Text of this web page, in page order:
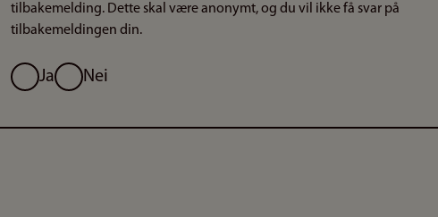
tilbakemelding. Dette skal være anonymt, og du vil ikke få svar på
tilbakemeldingen din.
ValgJa Nei